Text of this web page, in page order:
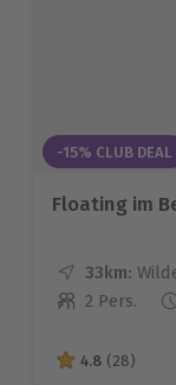
-15% CLUB DEAL
Floating im
33km:
Anzahl der
2 Pers.
4.8 von 5
4.8 (28)